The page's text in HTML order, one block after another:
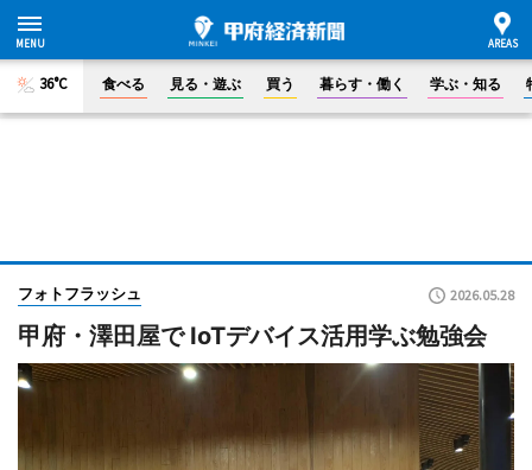
36°C 食べる 見る・遊ぶ 買う 暮らす・働く 学ぶ・知る
フォトフラッシュ 2026.05.28
甲府・澤田屋で IoTデバイス活用学ぶ勉強会